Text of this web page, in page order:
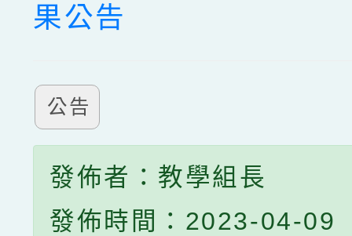
果公告
公告
發佈者：教學組長
發佈時間：2023-04-09